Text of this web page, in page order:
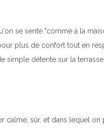
se sente "comme à la
plus de confort tout en
simple détente sur la
calme, sûr, et dans lequel